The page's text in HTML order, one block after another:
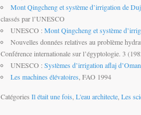
Mont Qingcheng et système d’irrigation de
classés par l’UNESCO
UNESCO : Mont Qingcheng et système
Nouvelles données relatives au problème
Conférence internationale sur l’égyptologie. 3
UNESCO : Systèmes d’irrigation aflaj d’Oman
Les machines élévatoires , FAO 1994
Catégories Il était une fois L'eau architecte Les